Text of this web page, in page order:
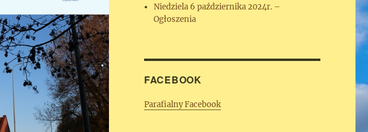
Niedziela 6 października 2024r. –
Ogłoszenia
FACEBOOK
Parafialny Facebook